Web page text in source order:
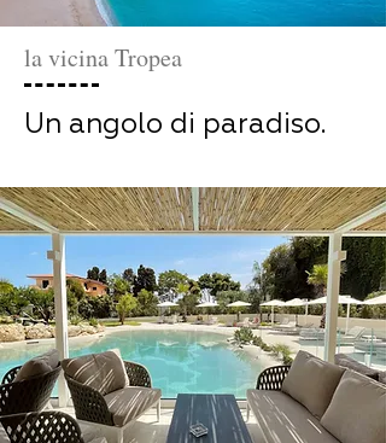
la vicina Tropea
Un angolo di paradiso.